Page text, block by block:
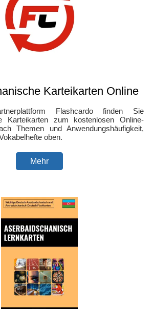
Karteikarten Online
Flashcardo finden Sie
Karteikarten zum kostenlosen Online-
Themen und Anwendungshäufigkeit,
oben.
Mehr